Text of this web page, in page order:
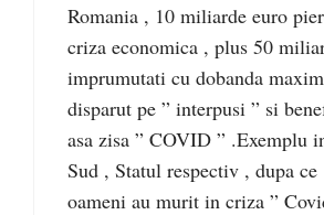
Romania , 10 miliarde euro
criza economica , plus 50
imprumutati cu dobanda
disparut pe ” interpusi ” si
asa zisa ” COVID ” .Exemplu
Sud , Statul respectiv , dupa ce
oameni au murit in criza ”